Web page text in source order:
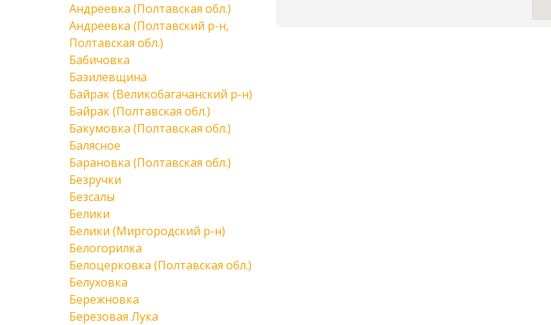
Андреевка (Полтавская обл.)
Андреевка (Полтавский р-н,
Полтавская обл.)
Бабичовка
Базилевщина
Байрак (Великобагачанский р-н)
Байрак (Полтавская обл.)
Бакумовка (Полтавская обл.)
Балясное
Барановка (Полтавская обл.)
Безручки
Безсалы
Белики
Белики (Миргородский р-н)
Белогорилка
Белоцерковка (Полтавская обл.)
Белуховка
Бережновка
Березовая Лука